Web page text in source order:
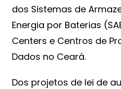
dos Sistemas de
Energia por Baterias
Centers e Centros de
Dados no Ceará.
Dos projetos de lei de